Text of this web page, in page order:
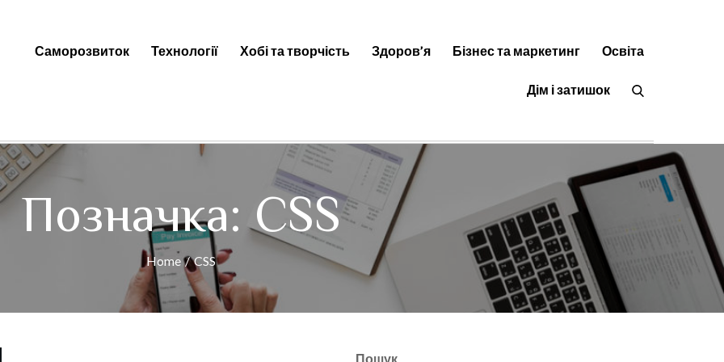
— Цікаві факти, новини та корисні статті на будь-яку тему
Саморозвиток Технології Хобі та творчість Здоров’я Бізнес та маркетинг Освіта
Дім і затишок
Позначка:CSS
Home CSS
Пошук